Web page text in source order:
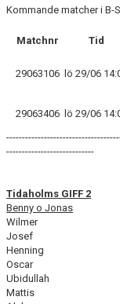
Kommande matcher i B-
Matchnr Tid
29063106 lö 29/06
29063406 lö 29/06
----------------------------
Tidaholms GIFF 2
Benny o Jonas
Wilmer
Josef
Henning
Oscar
Ubidullah
Mattis